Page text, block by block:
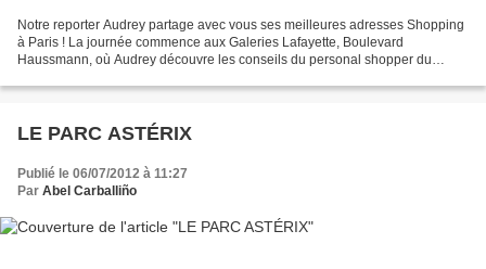
Notre reporter Audrey partage avec vous ses meilleures adresses Shopping
à Paris ! La journée commence aux Galeries Lafayette, Boulevard
Haussmann, où Audrey découvre les conseils du personal shopper du
LE PARC ASTÉRIX
Publié le 06/07/2012 à 11:27
Par Abel Carballiño